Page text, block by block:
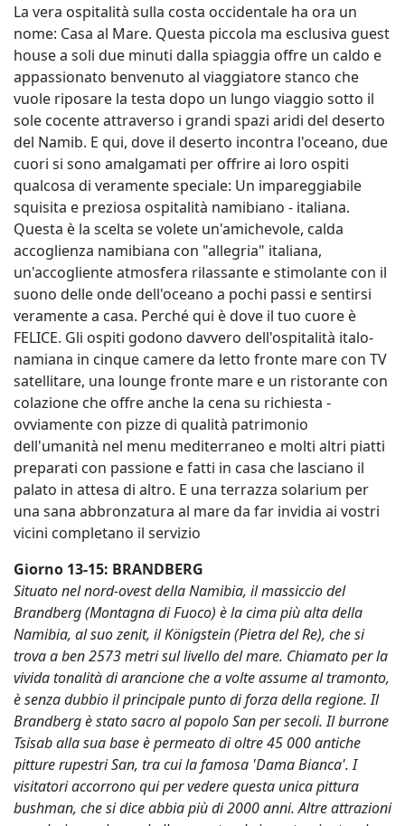
La vera ospitalità sulla costa occidentale ha ora un
nome: Casa al Mare. Questa piccola ma esclusiva guest
house a soli due minuti dalla spiaggia offre un caldo e
appassionato benvenuto al viaggiatore stanco che
vuole riposare la testa dopo un lungo viaggio sotto il
sole cocente attraverso i grandi spazi aridi del deserto
del Namib. E qui, dove il deserto incontra l'oceano, due
cuori si sono amalgamati per offrire ai loro ospiti
qualcosa di veramente speciale: Un impareggiabile
squisita e preziosa ospitalità namibiano - italiana.
Questa è la scelta se volete un'amichevole, calda
accoglienza namibiana con "allegria" italiana,
un'accogliente atmosfera rilassante e stimolante con il
suono delle onde dell'oceano a pochi passi e sentirsi
veramente a casa. Perché qui è dove il tuo cuore è
FELICE. Gli ospiti godono davvero dell'ospitalità italo-
namiana in cinque camere da letto fronte mare con TV
satellitare, una lounge fronte mare e un ristorante con
colazione che offre anche la cena su richiesta -
ovviamente con pizze di qualità patrimonio
dell'umanità nel menu mediterraneo e molti altri piatti
preparati con passione e fatti in casa che lasciano il
palato in attesa di altro. E una terrazza solarium per
una sana abbronzatura al mare da far invidia ai vostri
vicini completano il servizio
Giorno 13-15: BRANDBERG
Situato nel nord-ovest della Namibia, il massiccio del
Brandberg (Montagna di Fuoco) è la cima più alta della
Namibia, al suo zenit, il Königstein (Pietra del Re), che si
trova a ben 2573 metri sul livello del mare. Chiamato per la
vivida tonalità di arancione che a volte assume al tramonto,
è senza dubbio il principale punto di forza della regione. Il
Brandberg è stato sacro al popolo San per secoli. Il burrone
Tsisab alla sua base è permeato di oltre 45 000 antiche
pitture rupestri San, tra cui la famosa 'Dama Bianca'. I
visitatori accorrono qui per vedere questa unica pittura
bushman, che si dice abbia più di 2000 anni. Altre attrazioni